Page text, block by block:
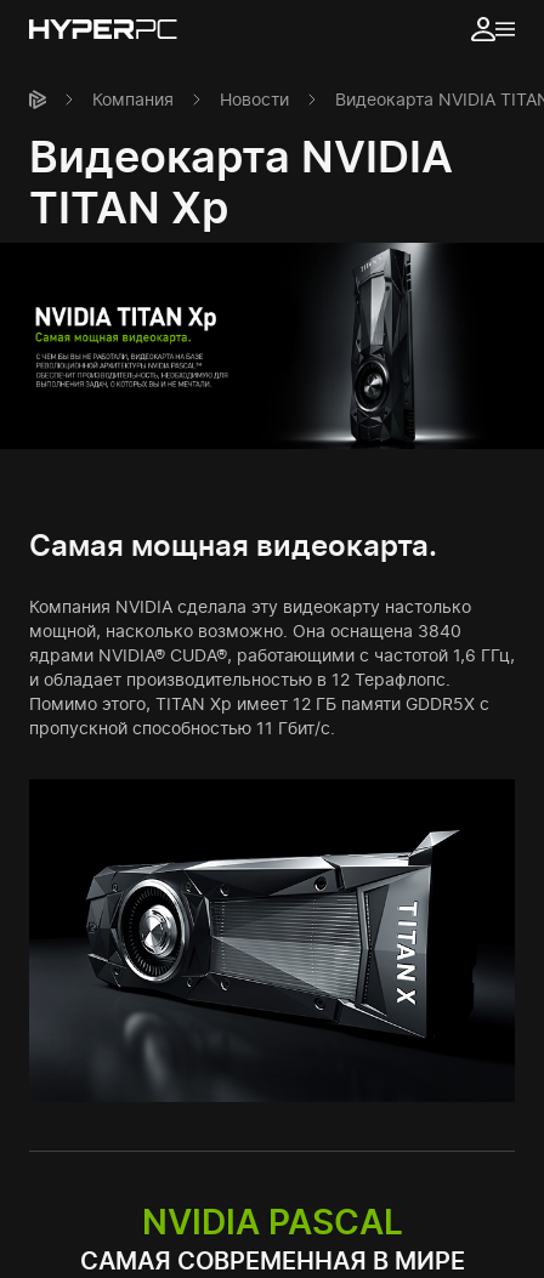
Компания Новости Видеокарта NVIDIA
Видеокарта NVIDIA
TITAN Xp
Самая мощная видеокарта.
Компания NVIDIA сделала эту видеокарту настолько
мощной, насколько возможно. Она оснащена 3840
ядрами NVIDIA® CUDA®, работающими с частотой 1,6 ГГц,
и обладает производительностью в 12 Терафлопс.
Помимо этого, TITAN Xp имеет 12 ГБ памяти GDDR5X с
пропускной способностью 11 Гбит/с.
NVIDIA PASCAL
САМАЯ СОВРЕМЕННАЯ В МИРЕ